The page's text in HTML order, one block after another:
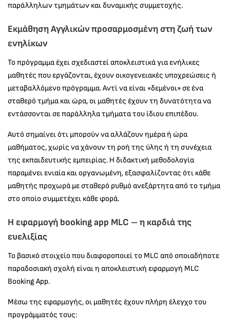
παράλληλων τμημάτων και δυναμικής συμμετοχής.
Εκμάθηση Αγγλικών προσαρμοσμένη στη ζωή των
ενηλίκων
Το πρόγραμμα έχει σχεδιαστεί αποκλειστικά για ενήλικες
μαθητές που εργάζονται, έχουν οικογενειακές υποχρεώσεις ή
μεταβαλλόμενο πρόγραμμα. Αντί να είναι «δεμένοι» σε ένα
σταθερό τμήμα και ώρα, οι μαθητές έχουν τη δυνατότητα να
εντάσσονται σε παράλληλα τμήματα του ίδιου επιπέδου.
Αυτό σημαίνει ότι μπορούν να αλλάζουν ημέρα ή ώρα
μαθήματος, χωρίς να χάνουν τη ροή της ύλης ή τη συνέχεια
της εκπαιδευτικής εμπειρίας. Η διδακτική μεθοδολογία
παραμένει ενιαία και οργανωμένη, εξασφαλίζοντας ότι κάθε
μαθητής προχωρά με σταθερό ρυθμό ανεξάρτητα από το τμήμα
στο οποίο συμμετέχει κάθε φορά.
Η εφαρμογή booking app MLC – η καρδιά της
ευελιξίας
Το βασικό στοιχείο που διαφοροποιεί το MLC από οποιαδήποτε
παραδοσιακή σχολή είναι η αποκλειστική εφαρμογή MLC
Booking App.
Μέσω της εφαρμογής, οι μαθητές έχουν πλήρη έλεγχο του
προγράμματός τους: